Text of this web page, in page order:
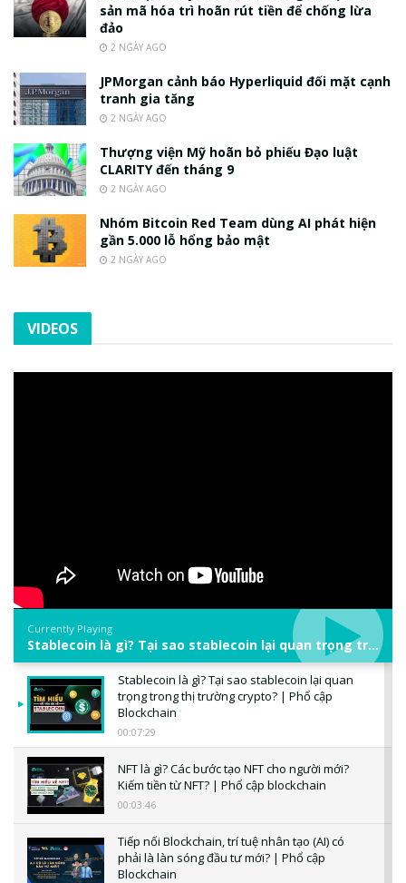
sản mã hóa trì hoãn rút tiền để chống lừa
đảo
2 NGÀY AGO
JPMorgan cảnh báo Hyperliquid đối mặt cạnh
tranh gia tăng
2 NGÀY AGO
Thượng viện Mỹ hoãn bỏ phiếu Đạo luật
CLARITY đến tháng 9
2 NGÀY AGO
Nhóm Bitcoin Red Team dùng AI phát hiện
gần 5.000 lỗ hổng bảo mật
2 NGÀY AGO
VIDEOS
Currently Playing
Stablecoin là gì? Tại sao stablecoin lại quan trọng trong thị trường crypto? | Phổ cập Blockchain
Stablecoin là gì? Tại sao stablecoin lại quan
trọng trong thị trường crypto? | Phổ cập
Blockchain
00:07:29
NFT là gì? Các bước tạo NFT cho người mới?
Kiếm tiền từ NFT? | Phổ cập blockchain
00:03:46
Tiếp nối Blockchain, trí tuệ nhân tạo (AI) có
phải là làn sóng đầu tư mới? | Phổ cập
Blockchain